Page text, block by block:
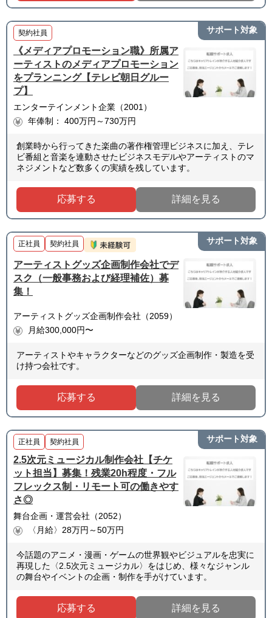
サポート対象
契約社員
《メディアプロモーション職》所属ア
ーティストのメディアプロモーション
をプランニング【テレビ朝日グルー
プ】
エンターテインメント企業（2001）
年俸制： 400万円～730万円
創業時から行ってきた楽曲の著作権管理ビジネスに加え、テレ
ビ番組と音楽を連動させたビジネスモデルやアーティストのマ
ネジメントなど数多くの実績を残しています。
応募する 詳細を見る
サポート対象
正社員 契約社員
アーティストグッズ企画制作会社でデ
スク（一般事務および経理補佐）募
集！
アーティストグッズ企画制作会社（2059）
月給300,000円〜
アーティストやキャラクターなどのグッズ企画制作・製造を受
け持つ会社です。
応募する 詳細を見る
サポート対象
正社員 契約社員
2.5次元ミュージカル制作会社【チケ
ット担当】募集！残業20h程度・フル
フレックス制・リモート可の働きやす
さ◎
舞台企画・運営会社（2052）
〈月給〉28万円～50万円
今話題のアニメ・漫画・ゲームの世界観やビジュアルを忠実に
再現した〈2.5次元ミュージカル〉をはじめ、様々なジャンル
の舞台やイベントの企画・制作を手がけています。
応募する 詳細を見る